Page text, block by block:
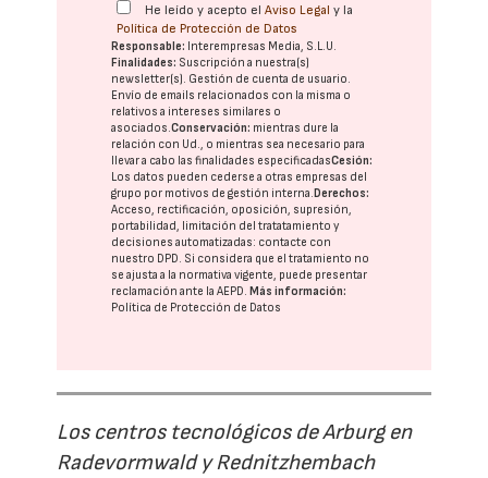
He leído y acepto elAviso Legal y la
Política de Protección de Datos
Responsable: Interempresas Media, S.L.U.
Finalidades: Suscripción a nuestra(s)
newsletter(s). Gestión de cuenta de usuario.
Envío de emails relacionados con la misma o
relativos a intereses similares o
asociados.Conservación: mientras dure la
relación con Ud., o mientras sea necesario para
llevar a cabo las finalidades especificadasCesión:
Los datos pueden cederse a otras empresas del
grupo por motivos de gestión interna.Derechos:
Acceso, rectificación, oposición, supresión,
portabilidad, limitación del tratatamiento y
decisiones automatizadas: contacte con
nuestro DPD. Si considera que el tratamiento no
se ajusta a la normativa vigente, puede presentar
reclamación ante laAEPD.Más información:
Política de Protección de Datos
Los centros tecnológicos de Arburg en
Radevormwald y Rednitzhembach